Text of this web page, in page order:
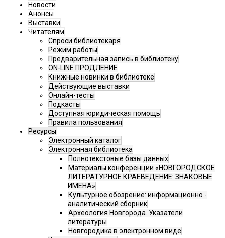
Новости
Анонсы
Выставки
Читателям
Спроси библиотекаря
Режим работы
Предварительная запись в библиотеку
ON-LINE ПРОДЛЕНИЕ
Книжные новинки в библиотеке
Действующие выставки
Онлайн-тесты
Подкасты
Доступная юридическая помощь
Правила пользования
Ресурсы
Электронный каталог
Электронная библиотека
Полнотекстовые базы данных
Материалы конференции «НОВГОРОДСКОЕ
ЛИТЕРАТУРНОЕ КРАЕВЕДЕНИЕ: ЗНАКОВЫЕ
ИМЕНА»
Культурное обозрение: информационно -
аналитический сборник
Археология Новгорода. Указатели
литературы
Новгородика в электронном виде